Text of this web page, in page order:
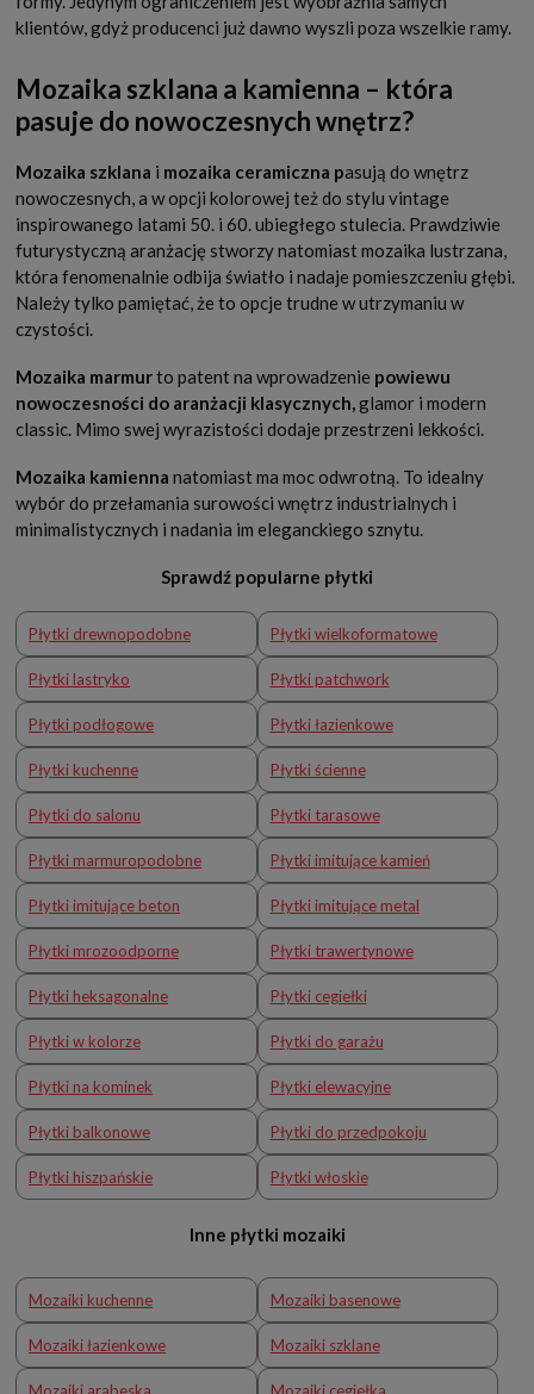
klientów, gdyż producenci już dawno wyszli poza wszelkie ramy.
Mozaika szklana a kamienna – która
pasuje do nowoczesnych wnętrz?
Mozaika szklana i mozaika ceramiczna pasują do wnętrz
nowoczesnych, a w opcji kolorowej też do stylu vintage
inspirowanego latami 50. i 60. ubiegłego stulecia. Prawdziwie
futurystyczną aranżację stworzy natomiast mozaika lustrzana,
która fenomenalnie odbija światło i nadaje pomieszczeniu głębi.
Należy tylko pamiętać, że to opcje trudne w utrzymaniu w
czystości.
Mozaika marmurto patent na wprowadzenie powiewu
nowoczesności do aranżacji klasycznych,glamor i modern
classic. Mimo swej wyrazistości dodaje przestrzeni lekkości.
Mozaika kamienna natomiast ma moc odwrotną. To idealny
wybór do przełamania surowości wnętrz industrialnych i
minimalistycznych i nadania im eleganckiego sznytu.
Sprawdź popularne płytki
Płytki drewnopodobne Płytki wielkoformatowe
Płytki lastryko Płytki patchwork
Płytki podłogowe Płytki łazienkowe
Płytki kuchenne Płytki ścienne
Płytki do salonu Płytki tarasowe
Płytki marmuropodobne Płytki imitujące kamień
Płytki imitujące beton Płytki imitujące metal
Płytki mrozoodporne Płytki trawertynowe
Płytki heksagonalne Płytki cegiełki
Płytki w kolorze Płytki do garażu
Płytki na kominek Płytki elewacyjne
Płytki balkonowe Płytki do przedpokoju
Płytki hiszpańskie Płytki włoskie
Inne płytki mozaiki
Mozaiki kuchenne Mozaiki basenowe
Mozaiki łazienkowe Mozaiki szklane
Mozaiki arabeska Mozaiki cegiełka